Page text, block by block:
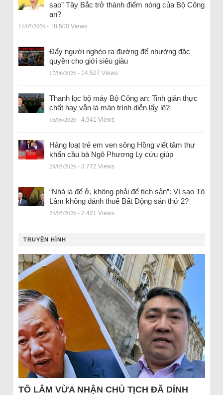
sao” Tây Bắc trở thành điểm nóng của Bộ Công
an?
11/05/2026 - 18.500 Views
Đẩy người nghèo ra đường để nhường đặc
quyền cho giới siêu giàu
17/06/2026 - 14.527 Views
Thanh lọc bộ máy Bộ Công an: Tinh giản thực
chất hay vẫn là màn trình diễn lấy lệ?
16/06/2026 - 4.941 Views
Hàng loạt trẻ em ven sông Hồng viết tâm thư
khẩn cầu bà Ngô Phương Ly cứu giúp
28/05/2026 - 3.772 Views
“Nhà là để ở, không phải để tích sản”: Vì sao Tô
Lâm không đánh thuế Bất Động sản thứ 2?
24/05/2026 - 2.421 Views
TRUYỀN HÌNH
TÔ LÂM VỪA NHẬN CHỦ TỊCH ĐÃ DÍNH